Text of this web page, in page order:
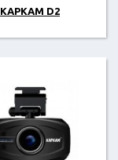
КАРКАМ D2